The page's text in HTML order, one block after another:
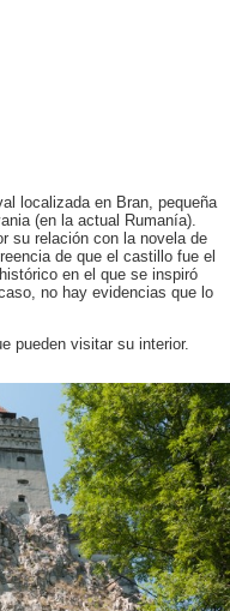
localizada en Bran, pequeña
(en la actual Rumanía).
su relación con la novela de
de que el castillo fue el
en el que se inspiró
no hay evidencias que lo
pueden visitar su interior.